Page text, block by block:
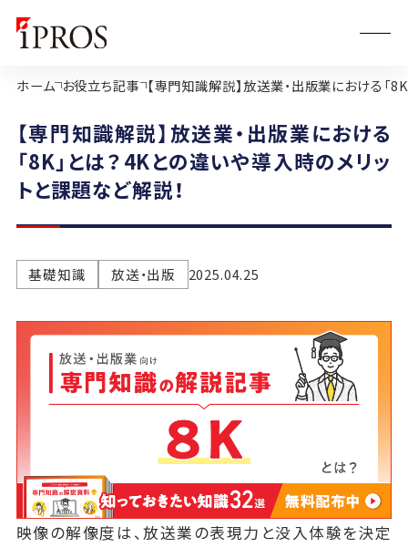
ホーム お役立ち記事 【専門知識解説】放送業・出版業における「
【専門知識解説】放送業・出版業における
「8K」とは？4Kとの違いや導入時のメリッ
トと課題など解説！
基礎知識 放送・出版 2025.04.25
映像の解像度は、放送業の表現力と没入体験を決定